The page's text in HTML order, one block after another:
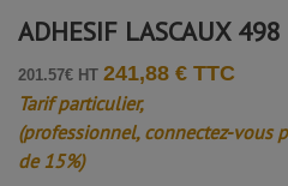
ADHESIF LASCAUX
201.57€ HT 241,88 € TTC
Tarif particulier,
(professionnel, connectez-vous
de 15%)